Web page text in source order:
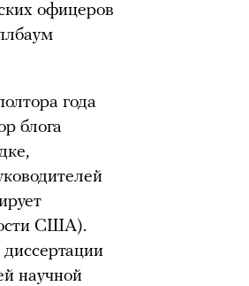
офицеров
года
блога
США).
научной